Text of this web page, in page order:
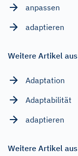
anpassen
adaptieren
Weitere Artikel
Adaptation
Adaptabilität
adaptieren
Weitere Artikel